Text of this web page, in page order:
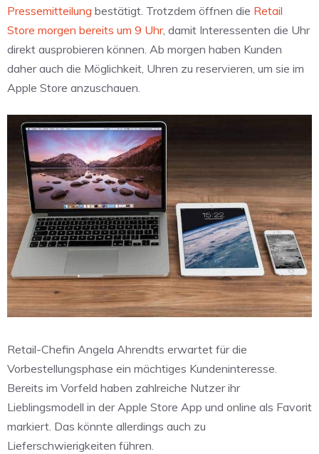
Pressemitteilung bestätigt. Trotzdem öffnen die Retail
Store morgen bereits um 9 Uhr, damit Interessenten die Uhr
direkt ausprobieren können. Ab morgen haben Kunden
daher auch die Möglichkeit, Uhren zu reservieren, um sie im
Apple Store anzuschauen.
Retail-Chefin Angela Ahrendts erwartet für die
Vorbestellungsphase ein mächtiges Kundeninteresse.
Bereits im Vorfeld haben zahlreiche Nutzer ihr
Lieblingsmodell in der Apple Store App und online als Favorit
markiert. Das könnte allerdings auch zu
Lieferschwierigkeiten führen.